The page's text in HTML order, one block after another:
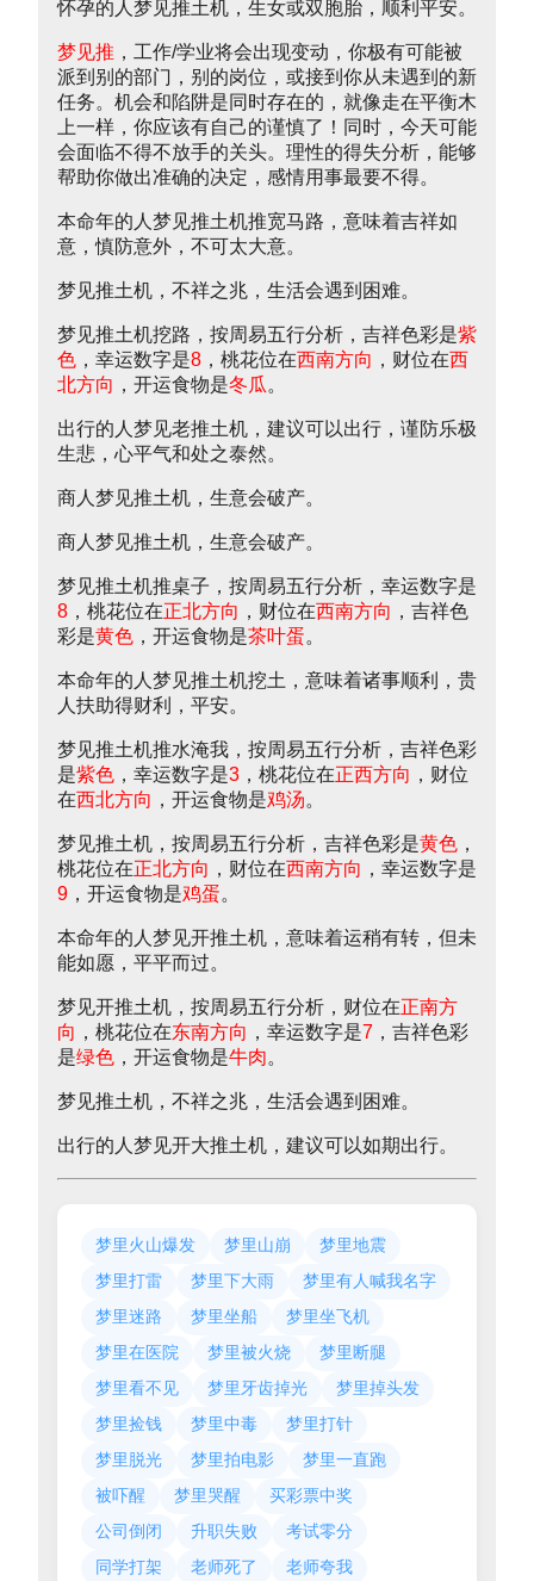
怀孕的人梦见推土机，生女或双胞胎，顺利平安。
梦见推 ，工作/学业将会出现变动，你极有可能被
派到别的部门，别的岗位，或接到你从未遇到的新
任务。机会和陷阱是同时存在的，就像走在平衡木
上一样，你应该有自己的谨慎了！同时，今天可能
会面临不得不放手的关头。理性的得失分析，能够
帮助你做出准确的决定，感情用事最要不得。
本命年的人梦见推土机推宽马路，意味着吉祥如
意，慎防意外，不可太大意。
梦见推土机，不祥之兆，生活会遇到困难。
梦见推土机挖路，按周易五行分析，吉祥色彩是紫
色 ，幸运数字是8 ，桃花位在西南方向 ，财位在西
北方向 ，开运食物是冬瓜 。
出行的人梦见老推土机，建议可以出行，谨防乐极
生悲，心平气和处之泰然。
商人梦见推土机，生意会破产。
商人梦见推土机，生意会破产。
梦见推土机推桌子，按周易五行分析，幸运数字是
8 ，桃花位在正北方向 ，财位在西南方向 ，吉祥色
彩是黄色 ，开运食物是茶叶蛋。
本命年的人梦见推土机挖土，意味着诸事顺利，贵
人扶助得财利，平安。
梦见推土机推水淹我，按周易五行分析，吉祥色彩
是紫色 ，幸运数字是3 ，桃花位在正西方向 ，财位
在西北方向 ，开运食物是鸡汤。
梦见推土机，按周易五行分析，吉祥色彩是黄色 ，
桃花位在正北方向 ，财位在西南方向 ，幸运数字是
9 ，开运食物是鸡蛋。
本命年的人梦见开推土机，意味着运稍有转，但未
能如愿，平平而过。
梦见开推土机，按周易五行分析，财位在正南方
向 ，桃花位在东南方向 ，幸运数字是7 ，吉祥色彩
是绿色 ，开运食物是牛肉。
梦见推土机，不祥之兆，生活会遇到困难。
出行的人梦见开大推土机，建议可以如期出行。
梦里火山爆发 梦里山崩
梦里地震
梦里打雷
梦里下大雨
梦里有人喊我名字
梦里迷路
梦里坐船
梦里坐飞机
梦里在医院
梦里被火烧
梦里断腿
梦里看不见
梦里牙齿掉光
梦里掉头发
梦里捡钱
梦里中毒
梦里打针
梦里脱光
梦里拍电影
梦里一直跑
被吓醒
梦里哭醒
买彩票中奖
公司倒闭
升职失败
考试零分
同学打架
老师死了 老师夸我